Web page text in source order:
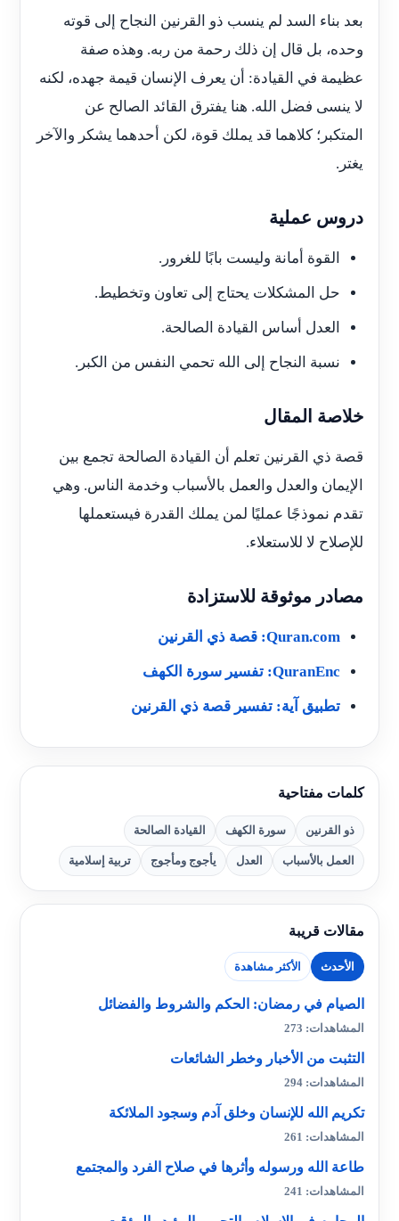
بعد بناء السد لم ينسب ذو القرنين النجاح إلى قوته
وحده، بل قال إن ذلك رحمة من ربه. وهذه صفة
عظيمة في القيادة: أن يعرف الإنسان قيمة جهده، لكنه
لا ينسى فضل الله. هنا يفترق القائد الصالح عن
المتكبر؛ كلاهما قد يملك قوة، لكن أحدهما يشكر والآخر
يغتر.
دروس عملية
القوة أمانة وليست بابًا للغرور.
حل المشكلات يحتاج إلى تعاون وتخطيط.
العدل أساس القيادة الصالحة.
نسبة النجاح إلى الله تحمي النفس من الكبر.
خلاصة المقال
قصة ذي القرنين تعلم أن القيادة الصالحة تجمع بين
الإيمان والعدل والعمل بالأسباب وخدمة الناس. وهي
تقدم نموذجًا عمليًا لمن يملك القدرة فيستعملها
للإصلاح لا للاستعلاء.
مصادر موثوقة للاستزادة
Quran.com: قصة ذي القرنين
QuranEnc: تفسير سورة الكهف
تطبيق آية: تفسير قصة ذي القرنين
كلمات مفتاحية
ذو القرنين سورة الكهف القيادة الصالحة
العمل بالأسباب العدل يأجوج ومأجوج تربية إسلامية
مقالات قريبة
الأحدث الأكثر مشاهدة
الصيام في رمضان: الحكم والشروط والفضائل
المشاهدات: 273
التثبت من الأخبار وخطر الشائعات
المشاهدات: 294
تكريم الله للإنسان وخلق آدم وسجود الملائكة
المشاهدات: 261
طاعة الله ورسوله وأثرها في صلاح الفرد والمجتمع
المشاهدات: 241